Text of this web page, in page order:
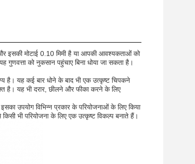
इसकी मोटाई 0.10 मिमी है या आपकी आवश्यकताओं को
को नुकसान पहुंचाए बिना धोया जा सकता है।
है। यह कई बार धोने के बाद भी एक उत्कृष्ट चिपकने
है। यह भी दरार, छीलने और फीका करने के लिए
उपयोग विभिन्न प्रकार के परियोजनाओं के लिए किया
भी परियोजना के लिए एक उत्कृष्ट विकल्प बनाते हैं।